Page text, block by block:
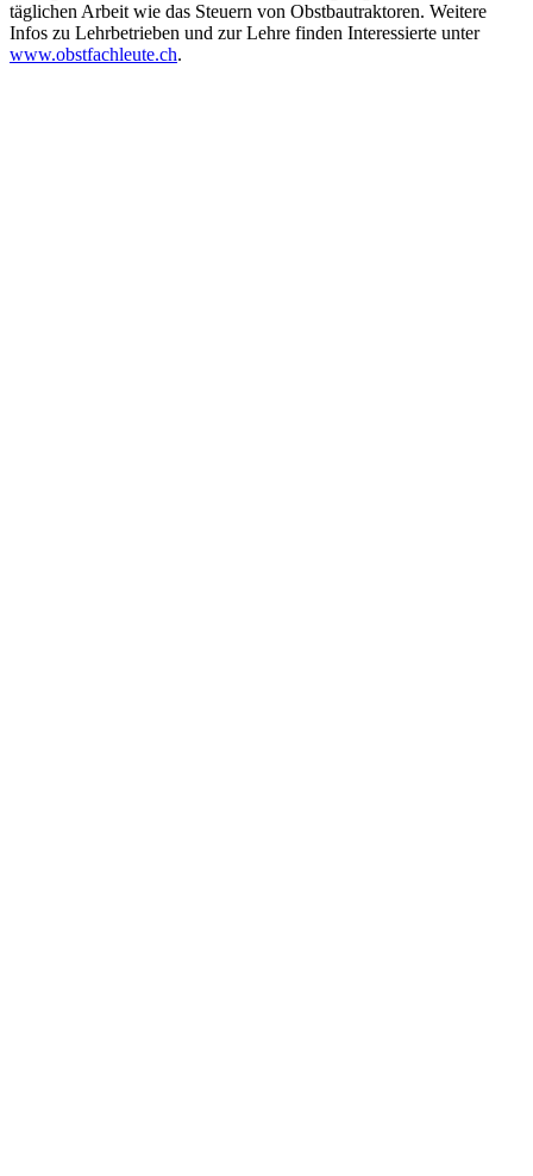
täglichen Arbeit wie das Steuern von Obstbautraktoren. Weitere
Infos zu Lehrbetrieben und zur Lehre finden Interessierte unter
www.obstfachleute.ch.